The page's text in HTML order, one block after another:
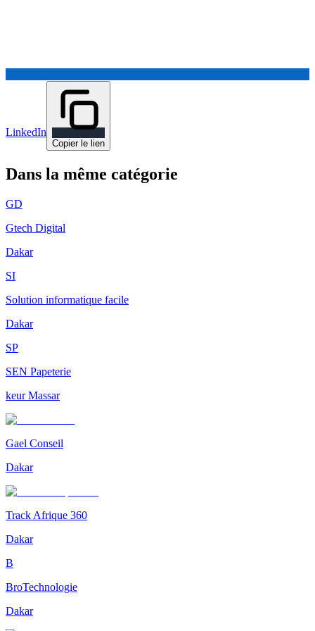
LinkedIn
Copier le lien
Dans la même catégorie
GD
Gtech Digital
Dakar
SI
Solution informatique facile
Dakar
SP
SEN Papeterie
keur Massar
Gael Conseil
Dakar
Track Afrique 360
Dakar
B
BroTechnologie
Dakar